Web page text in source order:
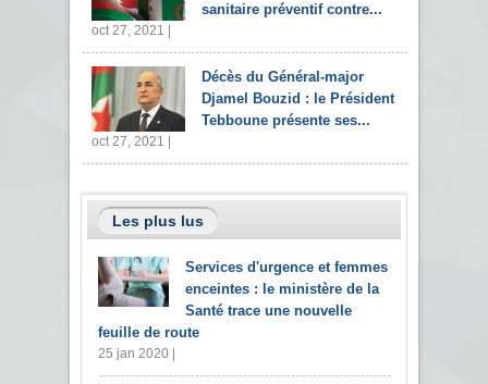
sanitaire préventif contre...
oct 27, 2021 |
Décès du Général-major
Djamel Bouzid : le Président
Tebboune présente ses...
oct 27, 2021 |
Les plus lus
Services d'urgence et femmes
enceintes : le ministère de la
Santé trace une nouvelle
feuille de route
25 jan 2020 |